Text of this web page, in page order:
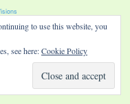
to use this website, you
see here:Cookie Policy